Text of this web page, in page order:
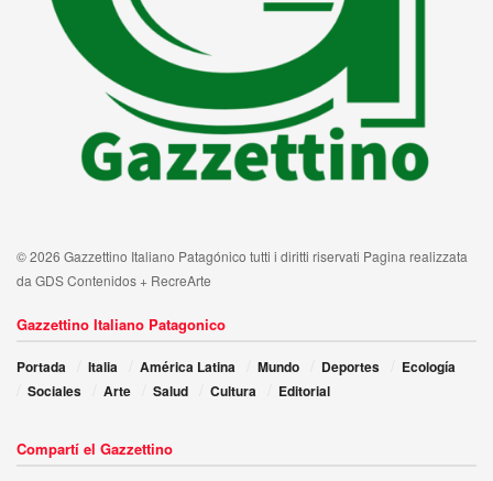
© 2026 Gazzettino Italiano Patagónico tutti i diritti riservati Pagina realizzata
da GDS Contenidos + RecreArte
Gazzettino Italiano Patagonico
Portada Italia América Latina Mundo Deportes
Ecología
Sociales
Arte Salud Cultura Editorial
Compartí el Gazzettino